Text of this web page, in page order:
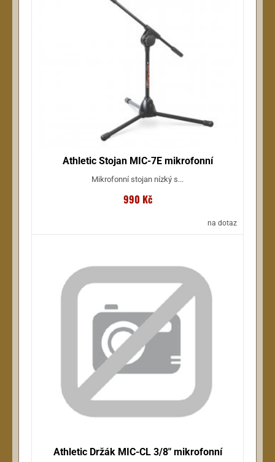
Athletic Stojan MIC-7E mikrofonní
Mikrofonní stojan nízký s...
990 Kč
na dotaz
Athletic Držák MIC-CL 3/8" mikrofonní